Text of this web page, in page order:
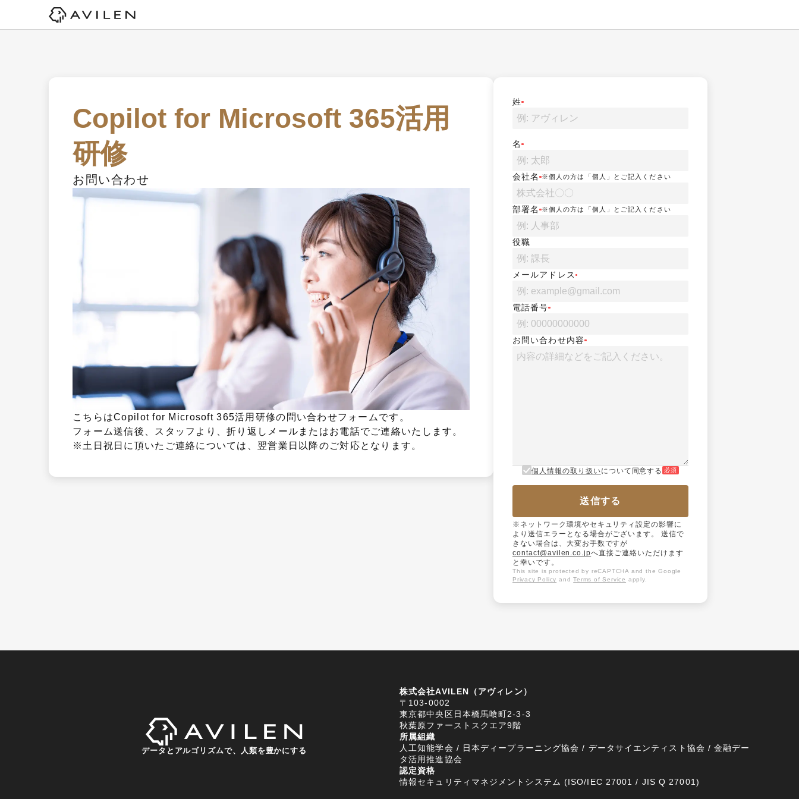
Copilot for Microsoft 365活用
研修
お問い合わせ
こちらはCopilot for Microsoft 365活用研修の問い合わせフォームです。
フォーム送信後、スタッフより、折り返しメールまたはお電話でご連絡いたします。
※土日祝日に頂いたご連絡については、翌営業日以降のご対応となります。
姓
名
会社名 ※個人の方は「個人」とご記入ください
部署名 ※個人の方は「個人」とご記入ください
役職
メールアドレス
電話番号
お問い合わせ内容
個人情報の取り扱いについて同意する 必須
送信する
※ネットワーク環境やセキュリティ設定の影響に
より送信エラーとなる場合がございます。 送信で
きない場合は、大変お手数ですが
contact@avilen.co.jpへ直接ご連絡いただけます
と幸いです。
This site is protected by reCAPTCHA and the Google
Privacy Policy and Terms of Service apply.
データとアルゴリズムで、人類を豊かにする
株式会社AVILEN（アヴィレン）
〒103-0002
東京都中央区日本橋馬喰町2-3-3
秋葉原ファーストスクエア9階
所属組織
人工知能学会 / 日本ディープラーニング協会 / データサイエンティスト協会 / 金融デー
タ活用推進協会
認定資格
情報セキュリティマネジメントシステム (ISO/IEC 27001 / JIS Q 27001)